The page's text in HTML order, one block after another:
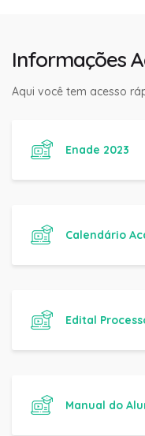
Informações
Aqui você tem acesso
Enade 2023
Calendário
Edital
Manual do